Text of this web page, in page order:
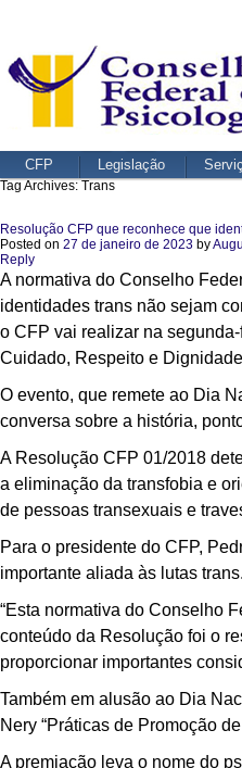
CFP Legislação
Tag Archives: Trans
Resolução CFP que reconhece que
Posted on 27 de janeiro de 2023 by
Reply
A normativa do Conselho
identidades trans não sejam
o CFP vai realizar na
Cuidado, Respeito e
O evento, que remete ao Dia
conversa sobre a história,
A Resolução CFP 01/2018
a eliminação da transfobia e
de pessoas transexuais e
Para o presidente do CFP,
importante aliada às lutas trans.
“Esta normativa do Conselho
conteúdo da Resolução foi o
proporcionar importantes
Também em alusão ao Dia
Nery “Práticas de Promoção
A premiação leva o nome do